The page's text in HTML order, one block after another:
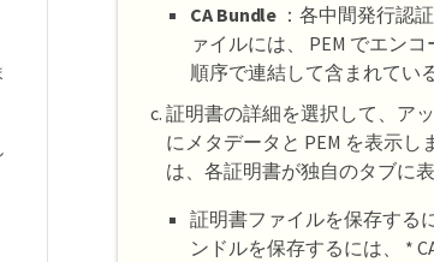
CA Bundle ：各中間発行認
ァイルには、 PEM でエン
順序で連結して含まれてい
証明書の詳細を選択して、ア
にメタデータと PEM を表示
は、各証明書が独自のタブに表
証明書ファイルを保存する
ンドルを保存するには、 *